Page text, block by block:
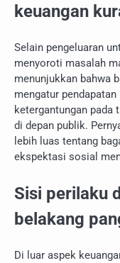
keuangan
Selain pengeluaran
menyoroti masalah
menunjukkan bahwa
mengatur
ketergantungan
di depan publik.
lebih luas tentang
ekspektasi sosial
Sisi perilaku
belakang
Di luar aspek